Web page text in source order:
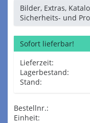
Bilder, Extras,
Sicherheits- und
Sofort lieferbar!
Lieferzeit:
Lagerbestand:
Stand:
Bestellnr.:
Einheit: